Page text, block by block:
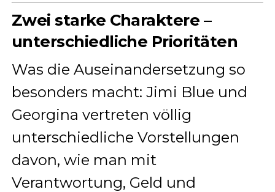
Zwei starke Charaktere –
unterschiedliche Prioritäten
Was die Auseinandersetzung so
besonders macht: Jimi Blue und
Georgina vertreten völlig
unterschiedliche Vorstellungen
davon, wie man mit
Verantwortung, Geld und